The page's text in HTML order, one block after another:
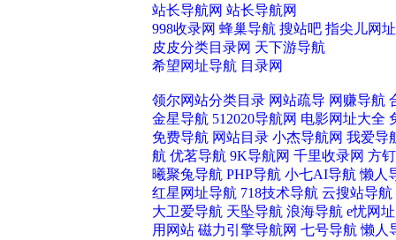
甲
站长导航网 站长导航网
998收录网 蜂巢导航 搜站吧 指尖儿网
皮皮分类目录网 天下游导航
希望网址导航 目录网
领尔网站分类目录 网站疏导 网赚导航
金星导航 512020导航网 电影网址大全
免费导航 网站目录 小杰导航网 我爱导
航 优茗导航 9K导航网 千里收录网 方
曦聚兔导航 PHP导航 小七AI导航 懒人
红星网址导航 718技术导航 云搜站导航
大卫爱导航 天坠导航 浪海导航 e忧网
用网站 磁力引擎导航网 七号导航 懒人